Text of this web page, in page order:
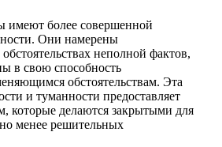
имеют более совершенной
Они намерены
неполной фактов,
в свою способность
обстоятельствам. Эта
и туманности предоставляет
которые делаются закрытыми для
менее решительных